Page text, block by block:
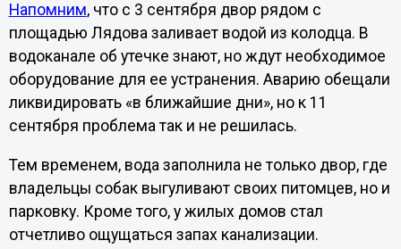
Напомним, что с 3 сентября двор рядом с
площадью Лядова заливает водой из колодца. В
водоканале об утечке знают, но ждут необходимое
оборудование для ее устранения. Аварию обещали
ликвидировать «в ближайшие дни», но к 11
сентября проблема так и не решилась.
Тем временем, вода заполнила не только двор, где
владельцы собак выгуливают своих питомцев, но и
парковку. Кроме того, у жилых домов стал
отчетливо ощущаться запах канализации.